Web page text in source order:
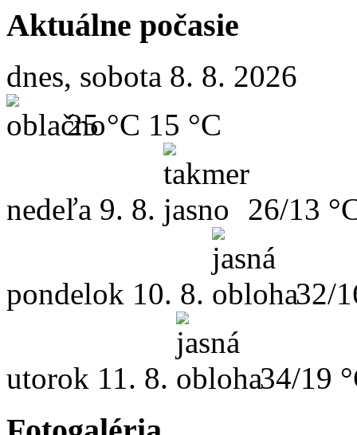
Aktuálne počasie
dnes, sobota 8. 8. 2026
25 °C 15 °C
nedeľa 9. 8. 26/13
pondelok 10. 8. 32/
utorok 11. 8. 34/19